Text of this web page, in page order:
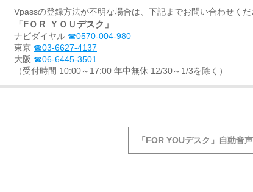
Vpassの登録方法が不明な場合は、下記までお問い合わせく
「FＯＲ ＹＯＵデスク」
ナビダイヤル ☎0570-004-980
東京 ☎03-6627-4137
大阪 ☎06-6445-3501
（受付時間 10:00～17:00 年中無休 12/30～1/3を除く）
「FOR YOUデスク」自動音